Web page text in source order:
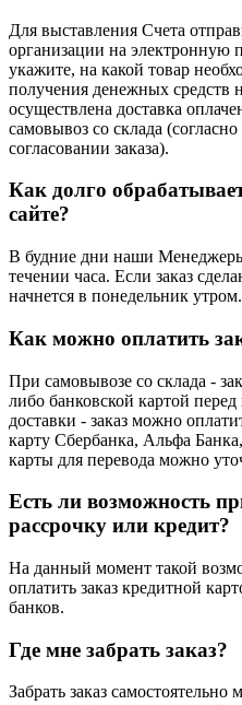
Для выставления Счета
организации на электронную
укажите, на какой товар
получения денежных средств
осуществлена доставка
самовывоз со склада
согласовании заказа).
Как долго
сайте?
В будние дни наши
течении часа. Если заказ
начнется в понедельник утром.
Как можно оплатить
При самовывозе со склада -
либо банковской картой
доставки - заказ можно
карту Сбербанка, Альфа
карты для перевода можно
Есть ли возможность
рассрочку или кредит?
На данный момент такой
оплатить заказ кредитной
банков.
Где мне забрать заказ?
Забрать заказ